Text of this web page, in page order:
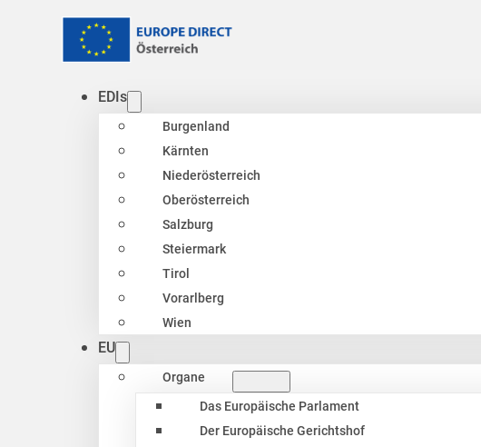
EDIs
Burgenland
Kärnten
Niederösterreich
Oberösterreich
Salzburg
Steiermark
Tirol
Vorarlberg
Wien
EU
Organe
Das Europäische Parlament
Der Europäische Gerichtshof